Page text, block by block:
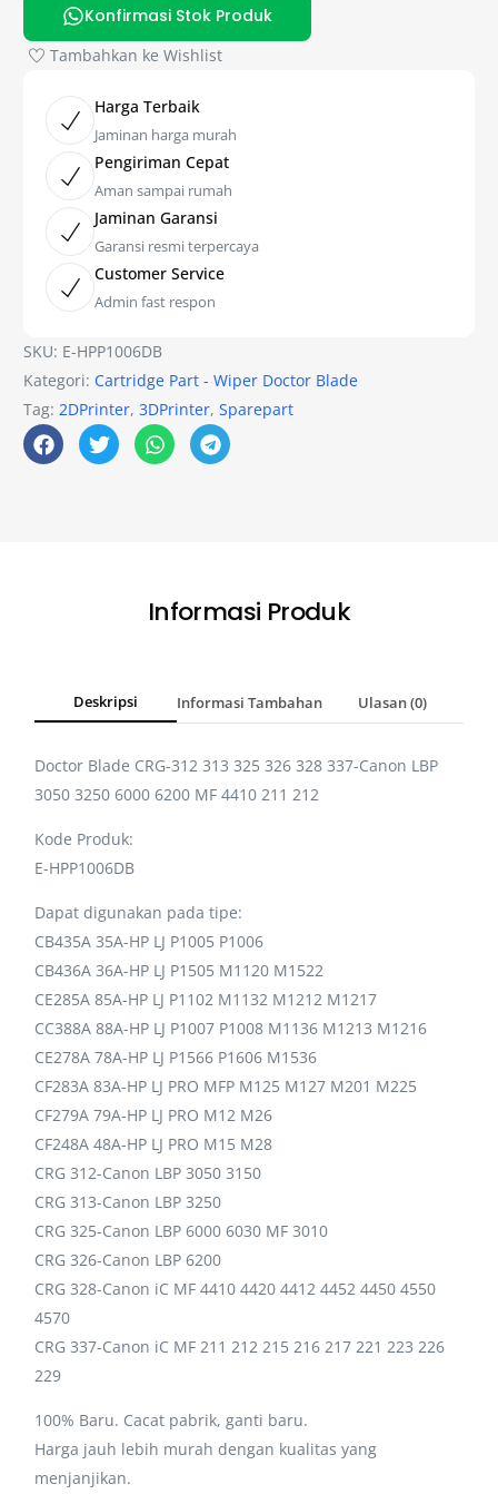
Konfirmasi Stok Produk
Tambahkan ke Wishlist
Harga Terbaik
Jaminan harga murah
Pengiriman Cepat
Aman sampai rumah
Jaminan Garansi
Garansi resmi terpercaya
Customer Service
Admin fast respon
SKU: E-HPP1006DB
Kategori: Cartridge Part - Wiper Doctor Blade
Tag:2DPrinter,3DPrinter,Sparepart
Informasi Produk
Deskripsi Informasi Tambahan Ulasan (0)
Doctor Blade CRG-312 313 325 326 328 337-Canon LBP
3050 3250 6000 6200 MF 4410 211 212
Kode Produk:
E-HPP1006DB
Dapat digunakan pada tipe:
CB435A 35A-HP LJ P1005 P1006
CB436A 36A-HP LJ P1505 M1120 M1522
CE285A 85A-HP LJ P1102 M1132 M1212 M1217
CC388A 88A-HP LJ P1007 P1008 M1136 M1213 M1216
CE278A 78A-HP LJ P1566 P1606 M1536
CF283A 83A-HP LJ PRO MFP M125 M127 M201 M225
CF279A 79A-HP LJ PRO M12 M26
CF248A 48A-HP LJ PRO M15 M28
CRG 312-Canon LBP 3050 3150
CRG 313-Canon LBP 3250
CRG 325-Canon LBP 6000 6030 MF 3010
CRG 326-Canon LBP 6200
CRG 328-Canon iC MF 4410 4420 4412 4452 4450 4550
4570
CRG 337-Canon iC MF 211 212 215 216 217 221 223 226
229
100% Baru. Cacat pabrik, ganti baru.
Harga jauh lebih murah dengan kualitas yang
menjanjikan.